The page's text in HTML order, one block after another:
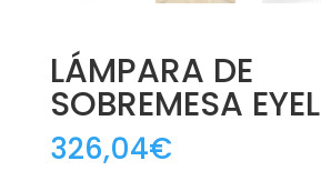
LÁMPARA DE
SOBREMESA EYEL
326,04€